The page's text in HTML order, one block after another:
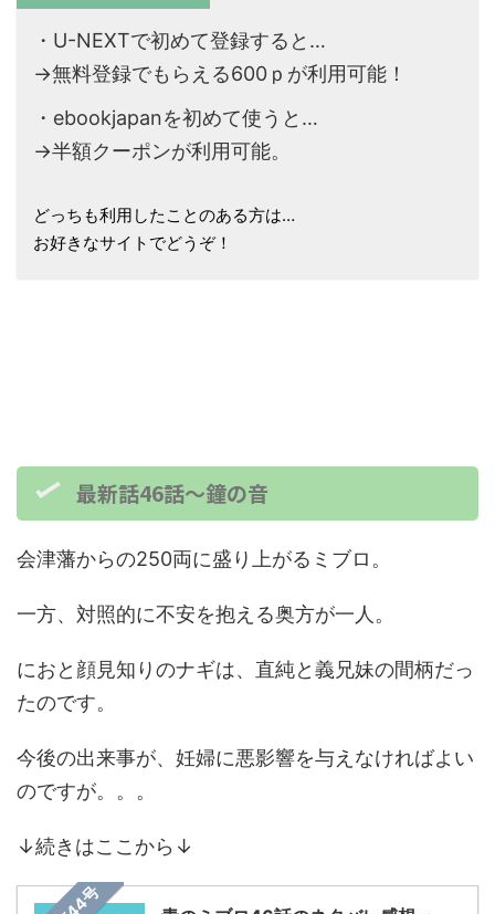
・U-NEXTで初めて登録すると…
→無料登録でもらえる600ｐが利用可能！
・ebookjapanを初めて使うと…
→半額クーポンが利用可能。
どっちも利用したことのある方は…
お好きなサイトでどうぞ！
最新話46話～鐘の音
会津藩からの250両に盛り上がるミブロ。
一方、対照的に不安を抱える奥方が一人。
におと顔見知りのナギは、直純と義兄妹の間柄だっ
たのです。
今後の出来事が、妊婦に悪影響を与えなければよい
のですが。。。
↓続きはここから↓